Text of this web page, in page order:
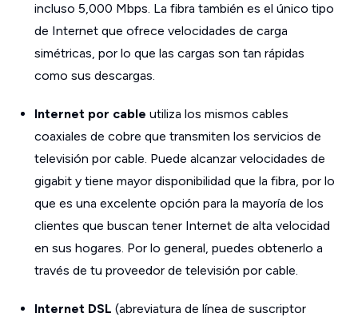
incluso 5,000 Mbps. La fibra también es el único tipo
de Internet que ofrece velocidades de carga
simétricas, por lo que las cargas son tan rápidas
como sus descargas.
Internet por cable utiliza los mismos cables
coaxiales de cobre que transmiten los servicios de
televisión por cable. Puede alcanzar velocidades de
gigabit y tiene mayor disponibilidad que la fibra, por lo
que es una excelente opción para la mayoría de los
clientes que buscan tener Internet de alta velocidad
en sus hogares. Por lo general, puedes obtenerlo a
través de tu proveedor de televisión por cable.
Internet DSL (abreviatura de línea de suscriptor